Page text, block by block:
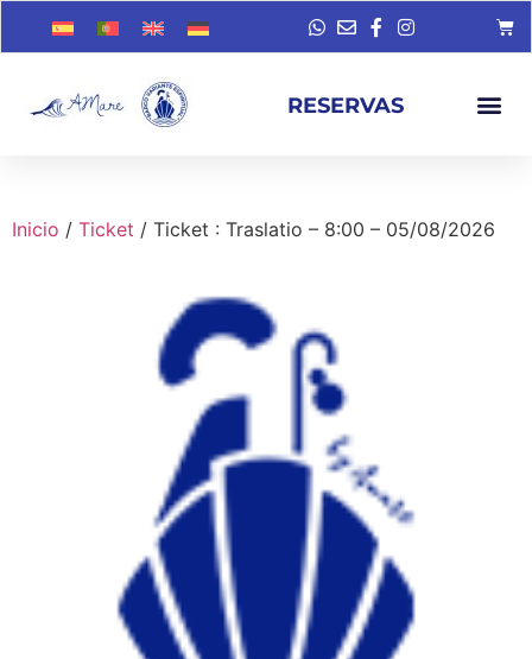
RESERVAS
Inicio / Ticket / Ticket : Traslatio – 8:00 – 05/08/2026